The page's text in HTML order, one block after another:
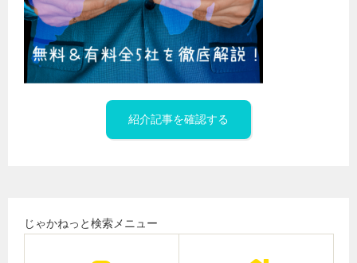
紹介記事を確認する
じゃかねっと検索メニュー